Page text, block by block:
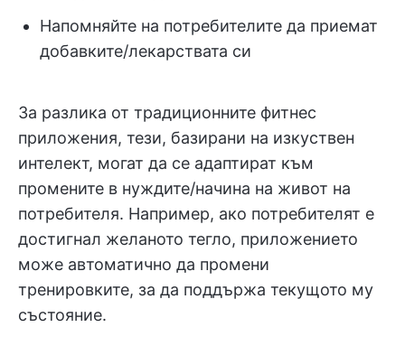
Напомняйте на потребителите да приемат
добавките/лекарствата си
За разлика от традиционните фитнес
приложения, тези, базирани на изкуствен
интелект, могат да се адаптират към
промените в нуждите/начина на живот на
потребителя. Например, ако потребителят е
достигнал желаното тегло, приложението
може автоматично да промени
тренировките, за да поддържа текущото му
състояние.